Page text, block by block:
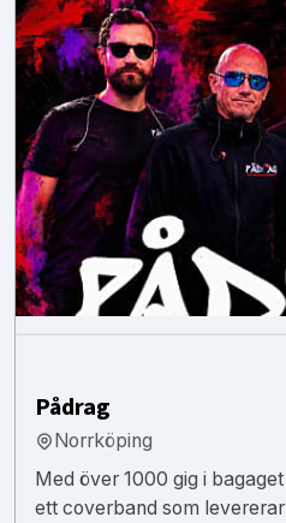
Pådrag
Norrköping
Med över 1000 gig i
ett coverband som